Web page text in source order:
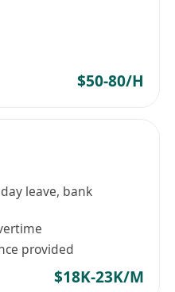
（Director）匯報
包括相關經驗及期望
$50-80/H
leave, bank
provided
$18K-23K/M